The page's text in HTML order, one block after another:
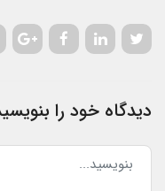
دیدگاه خود را